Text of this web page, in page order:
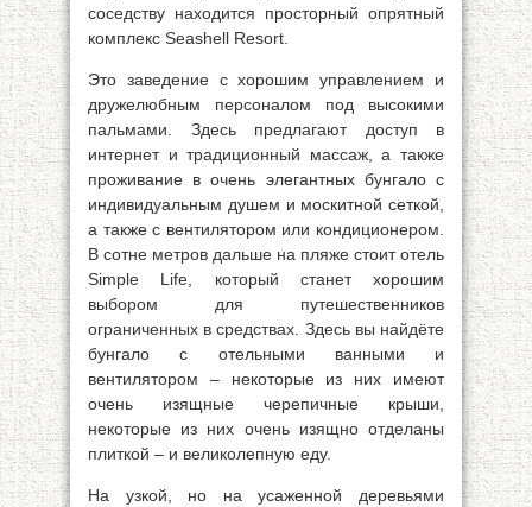
соседству находится просторный опрятный
комплекс Seashell Resort.
Это заведение с хорошим управлением и
дружелюбным персоналом под высокими
пальмами. Здесь предлагают доступ в
интернет и традиционный массаж, а также
проживание в очень элегантных бунгало с
индивидуальным душем и москитной сеткой,
а также с вентилятором или кондиционером.
В сотне метров дальше на пляже стоит отель
Simple Life, который станет хорошим
выбором для путешественников
ограниченных в средствах. Здесь вы найдёте
бунгало с отельными ванными и
вентилятором – некоторые из них имеют
очень изящные черепичные крыши,
некоторые из них очень изящно отделаны
плиткой – и великолепную еду.
На узкой, но на усаженной деревьями